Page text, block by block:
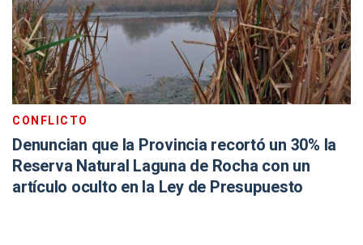
CONFLICTO
Denuncian que la Provincia recortó un 30% la
Reserva Natural Laguna de Rocha con un
artículo oculto en la Ley de Presupuesto